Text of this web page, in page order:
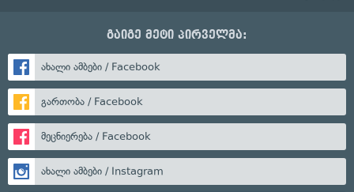
გაიგე მეტი პირველმა:
ახალი ამბები / Facebook
გართობა / Facebook
მეცნიერება / Facebook
ახალი ამბები / Instagram